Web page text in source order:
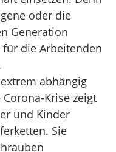
oder die
Generation
die Arbeitenden
abhängig
Krise zeigt
und Kinder
Sie